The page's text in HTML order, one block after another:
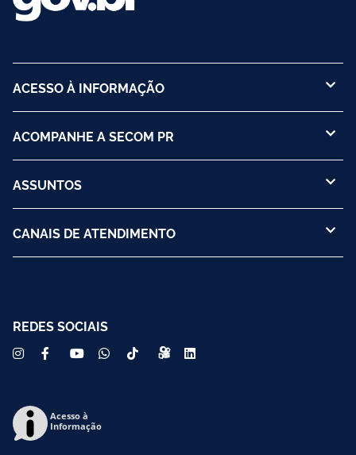
ACESSO À INFORMAÇÃO
ACOMPANHE A SECOM PR
ASSUNTOS
CANAIS DE ATENDIMENTO
REDES SOCIAIS
Acesso à
Informação